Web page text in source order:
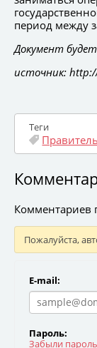
период между
Документ
источник:
Теги
Комментариев
Пожалуйста,
E-mail:
Пароль:
Забыли